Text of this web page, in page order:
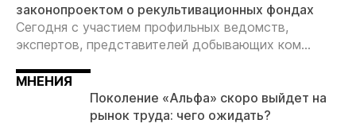
законопроектом о рекультивационных фондах
Сегодня с участием профильных ведомств,
экспертов, представителей добывающих ком...
МНЕНИЯ
Поколение «Альфа» скоро выйдет на
рынок труда: чего ожидать?